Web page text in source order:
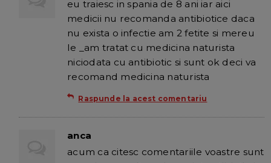
eu traiesc in spania de 8 ani iar aici
medicii nu recomanda antibiotice daca
nu exista o infectie am 2 fetite si mereu
le _am tratat cu medicina naturista
niciodata cu antibiotic si sunt ok deci va
recomand medicina naturista
Raspunde la acest comentariu
anca
acum ca citesc comentariile voastre sunt